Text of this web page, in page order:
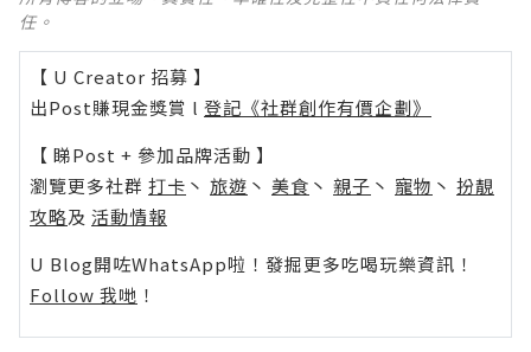
任。
【 U Creator 招募 】
出Post賺現金獎賞 l 登記《社群創作有價企劃》
【 睇Post + 參加品牌活動 】
瀏覽更多社群 打卡 丶 旅遊 丶 美食 丶 親子 丶 寵物 丶 扮靚
攻略及 活動情報
U Blog開咗WhatsApp啦！發掘更多吃喝玩樂資訊！
Follow 我哋 ！